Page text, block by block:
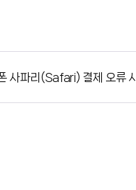
사파리(Safari) 결제 오류